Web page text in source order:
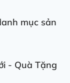
mục sản
- Quà Tặng